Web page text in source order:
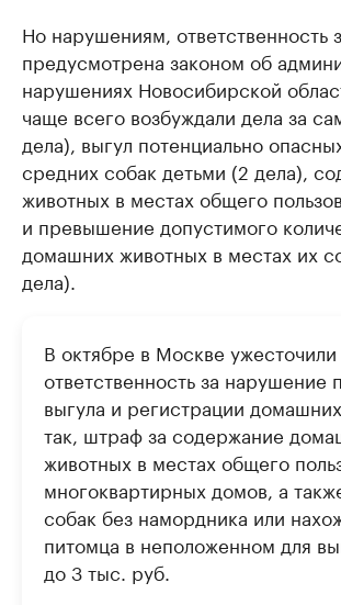
Но нарушениям, ответственность
предусмотрена законом об
нарушениях Новосибирской
чаще всего возбуждали дела за
дела), выгул потенциально
средних собак детьми (2 дела),
животных в местах общего
и превышение допустимого
домашних животных в местах их
дела).
В октябре в Москве ужесточили
ответственность за нарушение
выгула и регистрации
так, штраф за содержание
животных в местах общего
многоквартирных домов, а
собак без намордника или
питомца в неположенном для
до 3 тыс. руб.